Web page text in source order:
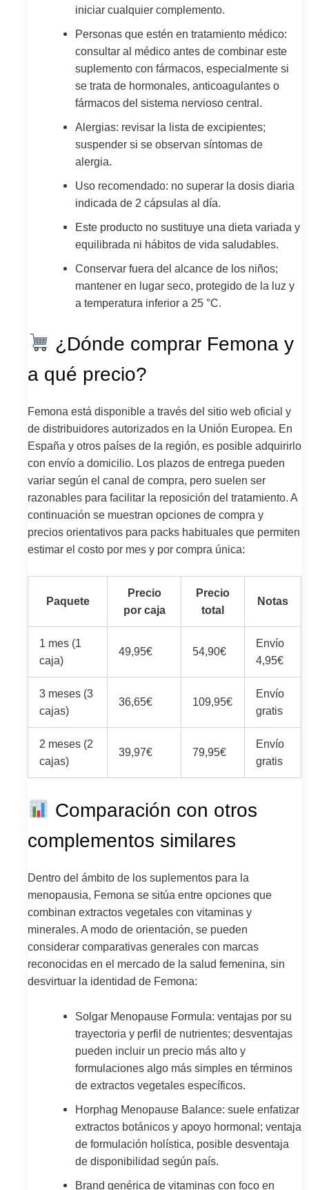
iniciar cualquier complemento.
Personas que estén en tratamiento médico:
consultar al médico antes de combinar este
suplemento con fármacos, especialmente si
se trata de hormonales, anticoagulantes o
fármacos del sistema nervioso central.
Alergias: revisar la lista de excipientes;
suspender si se observan síntomas de
alergia.
Uso recomendado: no superar la dosis diaria
indicada de 2 cápsulas al día.
Este producto no sustituye una dieta variada y
equilibrada ni hábitos de vida saludables.
Conservar fuera del alcance de los niños;
mantener en lugar seco, protegido de la luz y
a temperatura inferior a 25 °C.
¿Dónde comprar Femona y
a qué precio?
Femona está disponible a través del sitio web oficial y
de distribuidores autorizados en la Unión Europea. En
España y otros países de la región, es posible adquirirlo
con envío a domicilio. Los plazos de entrega pueden
variar según el canal de compra, pero suelen ser
razonables para facilitar la reposición del tratamiento. A
continuación se muestran opciones de compra y
precios orientativos para packs habituales que permiten
estimar el costo por mes y por compra única:
Paquete
Precio
por caja
Precio
total
Notas
1 mes (1
caja)
49,95€ 54,90€
Envío
4,95€
3 meses (3
cajas)
36,65€ 109,95€
Envío
gratis
2 meses (2
cajas)
39,97€ 79,95€
Envío
gratis
Comparación con otros
complementos similares
Dentro del ámbito de los suplementos para la
menopausia, Femona se sitúa entre opciones que
combinan extractos vegetales con vitaminas y
minerales. A modo de orientación, se pueden
considerar comparativas generales con marcas
reconocidas en el mercado de la salud femenina, sin
desvirtuar la identidad de Femona:
Solgar Menopause Formula: ventajas por su
trayectoria y perfil de nutrientes; desventajas
pueden incluir un precio más alto y
formulaciones algo más simples en términos
de extractos vegetales específicos.
Horphag Menopause Balance: suele enfatizar
extractos botánicos y apoyo hormonal; ventaja
de formulación holística, posible desventaja
de disponibilidad según país.
Brand genérica de vitaminas con foco en